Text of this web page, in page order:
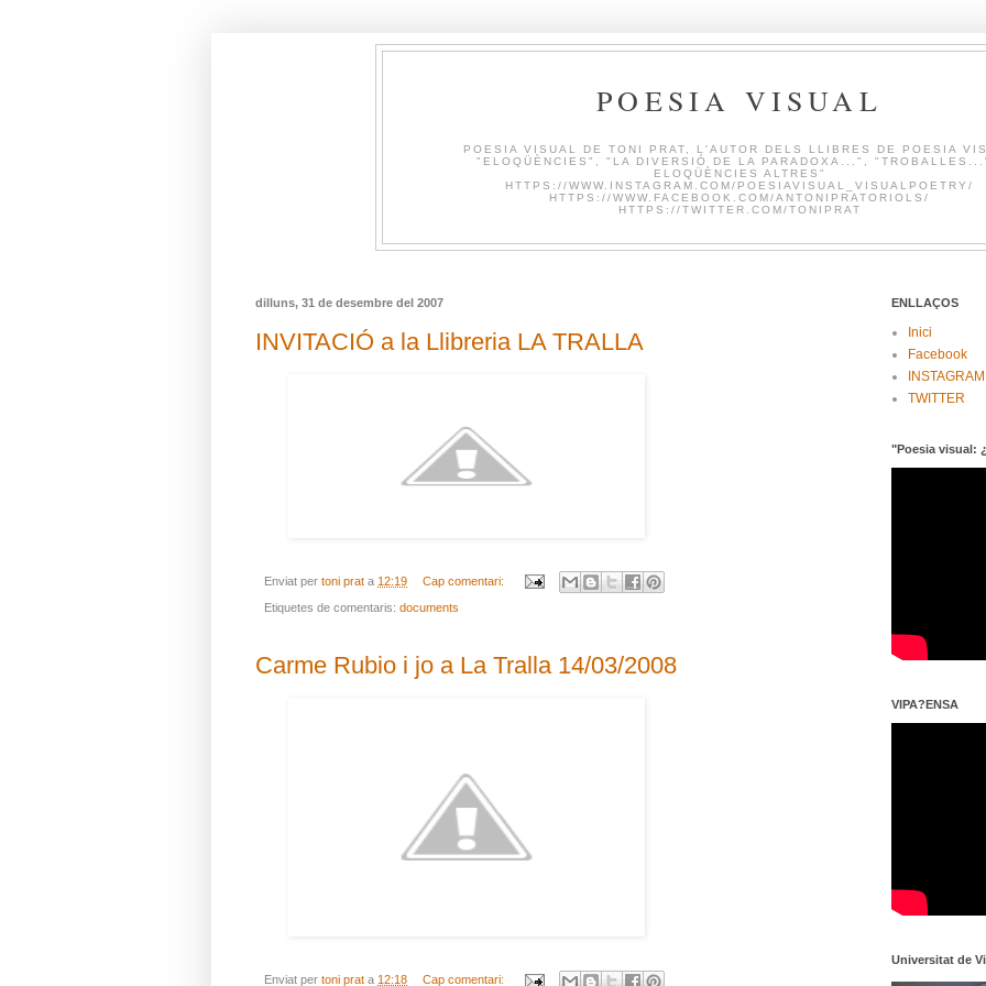
POESIA VISUAL
POESIA VISUAL DE TONI PRAT, L'AUTOR DELS LLIBRES DE POESIA
"ELOQÜÈNCIES", "LA DIVERSIÓ DE LA PARADOXA...",
ELOQÜÈNCIES ALTRES"
HTTPS://WWW.INSTAGRAM.COM/POESIAVISUAL_VISUALPOETRY/
HTTPS://WWW.FACEBOOK.COM/ANTONIPRATORIOLS/
HTTPS://TWITTER.COM/TONIPRAT
dilluns, 31 de desembre del 2007
INVITACIÓ a la Llibreria LA TRALLA
Enviat per toni prat a 12:19 Cap comentari:
Etiquetes de comentaris: documents
Carme Rubio i jo a La Tralla 14/03/2008
Enviat per toni prat a 12:18 Cap comentari:
ENLLAÇOS
Inici
Facebook
INSTAGRAM
TWITTER
"Poesia visual:
VIPA?ENSA
Universitat de